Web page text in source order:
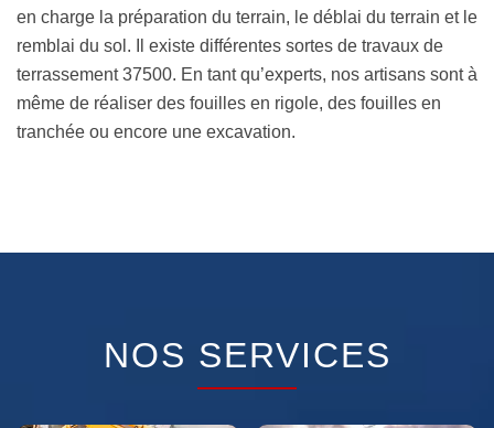
en charge la préparation du terrain, le déblai du terrain et le
remblai du sol. Il existe différentes sortes de travaux de
terrassement 37500. En tant qu’experts, nos artisans sont à
même de réaliser des fouilles en rigole, des fouilles en
tranchée ou encore une excavation.
NOS SERVICES